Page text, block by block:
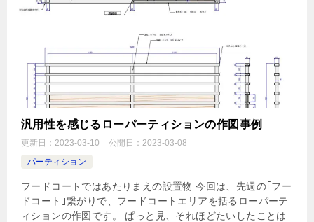
汎用性を感じるローパーティションの作図事例
更新日： 2023-03-10 公開日： 2023-03-08
パーティション
フードコートではあたりまえの設置物 今回は、先週の｢フー
ドコート｣繋がりで、フードコートエリアを括るローパーテ
ィションの作図です。 ぱっと見、それほどたいしたことは